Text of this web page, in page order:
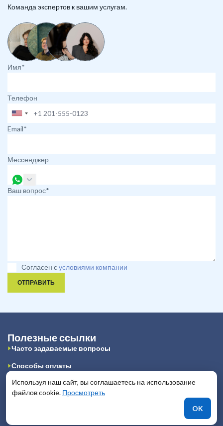
Команда экспертов к вашим услугам.
Имя*
Телефон
Email*
Мессенджер
Ваш вопрос*
Согласен сусловиями компании
ОТПРАВИТЬ
Полезные ссылки
Часто задаваемые вопросы
Способы оплаты
Ограничение ответственности
Используя наш сайт, вы соглашаетесь на использование
файлов cookie. Просмотреть
OK